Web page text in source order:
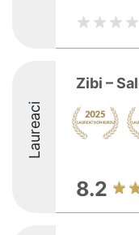
Laureaci
Zibi –
8.2